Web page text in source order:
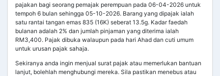
pajakan bagi seorang pemajak perempuan pada 06-04-2026 untuk
tempoh 6 bulan sehingga 05-10-2026. Barang yang dipajak ialah
satu rantai tangan emas 835 (16K) seberat 13.5g. Kadar faedah
bulanan adalah 2% dan jumlah pinjaman yang diterima ialah
RM3,400. Pajak dibuka walaupun pada hari Ahad dan cuti umum
untuk urusan pajak sahaja.
Sekiranya anda ingin menjual surat pajak atau memerlukan bantuan
lanjut, bolehlah menghubungi mereka. Sila pastikan menebus atau